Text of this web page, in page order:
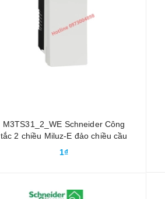
M3TS31_2_WE Schneider Công
tắc 2 chiều Miluz-E đảo chiều cầu
thang
1₫